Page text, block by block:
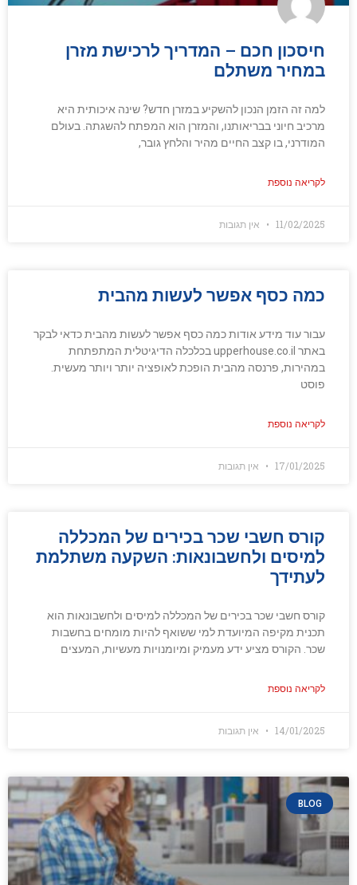
חיסכון חכם – המדריך לרכישת מזרן
במחיר משתלם
למה זה הזמן הנכון להשקיע במזרן חדש? שינה איכותית היא
מרכיב חיוני בבריאותנו, והמזרן הוא המפתח להשגתה. בעולם
המודרני, בו קצב החיים מהיר והלחץ גובר,
לקריאה נוספת
11/02/2025 אין תגובות
כמה כסף אפשר לעשות מהבית
עבור עוד מידע אודות כמה כסף אפשר לעשות מהבית כדאי לבקר
באתר upperhouse.co.il בכלכלה הדיגיטלית המתפתחת
במהירות, פרנסה מהבית הופכת לאופציה יותר ויותר מעשית.
פוסט
לקריאה נוספת
17/01/2025 אין תגובות
קורס חשבי שכר בכירים של המכללה
למיסים ולחשבונאות: השקעה משתלמת
לעתידך
קורס חשבי שכר בכירים של המכללה למיסים ולחשבונאות הוא
תכנית מקיפה המיועדת למי ששואף להיות מומחים בחשבות
שכר. הקורס מציע ידע מעמיק ומיומנויות מעשיות, המעצים
לקריאה נוספת
14/01/2025 אין תגובות
BLOG